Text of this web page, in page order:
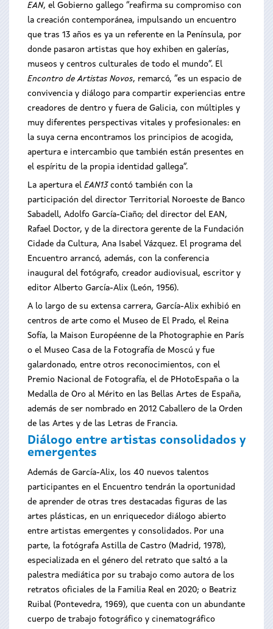
EAN, el Gobierno gallego “reafirma su compromiso con
la creación contemporánea, impulsando un encuentro
que tras 13 años es ya un referente en la Península, por
donde pasaron artistas que hoy exhiben en galerías,
museos y centros culturales de todo el mundo”. El
Encontro de Artistas Novos, remarcó, “es un espacio de
convivencia y diálogo para compartir experiencias entre
creadores de dentro y fuera de Galicia, con múltiples y
muy diferentes perspectivas vitales y profesionales: en
la suya cerna encontramos los principios de acogida,
apertura e intercambio que también están presentes en
el espíritu de la propia identidad gallega”.
La apertura el EAN13 contó también con la
participación del director Territorial Noroeste de Banco
Sabadell, Adolfo García-Ciaño; del director del EAN,
Rafael Doctor, y de la directora gerente de la Fundación
Cidade da Cultura, Ana Isabel Vázquez. El programa del
Encuentro arrancó, además, con la conferencia
inaugural del fotógrafo, creador audiovisual, escritor y
editor Alberto García-Alix (León, 1956).
A lo largo de su extensa carrera, García-Alix exhibió en
centros de arte como el Museo de El Prado, el Reina
Sofía, la Maison Européenne de la Photographie en París
o el Museo Casa de la Fotografía de Moscú y fue
galardonado, entre otros reconocimientos, con el
Premio Nacional de Fotografía, el de PHotoEspaña o la
Medalla de Oro al Mérito en las Bellas Artes de España,
además de ser nombrado en 2012 Caballero de la Orden
de las Artes y de las Letras de Francia.
Diálogo entre artistas consolidados y
emergentes
Además de García-Alix, los 40 nuevos talentos
participantes en el Encuentro tendrán la oportunidad
de aprender de otras tres destacadas figuras de las
artes plásticas, en un enriquecedor diálogo abierto
entre artistas emergentes y consolidados. Por una
parte, la fotógrafa Astilla de Castro (Madrid, 1978),
especializada en el género del retrato que saltó a la
palestra mediática por su trabajo como autora de los
retratos oficiales de la Familia Real en 2020; o Beatriz
Ruibal (Pontevedra, 1969), que cuenta con un abundante
cuerpo de trabajo fotográfico y cinematográfico